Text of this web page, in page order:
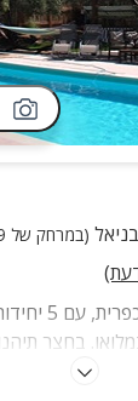
(במרחק של 8.9 ק"מ)
מתחם אירוח
בחצר